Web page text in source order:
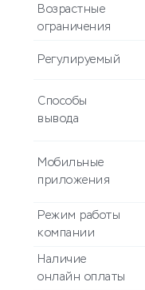
Возрастные
ограничения
Регулируемый
Способы
вывода
Мобильные
приложения
Режим работы
компании
Наличие
онлайн оплаты